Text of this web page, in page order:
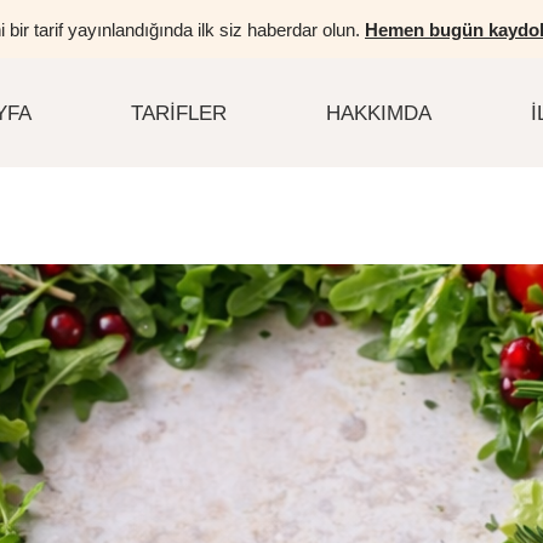
bir tarif yayınlandığında ilk siz haberdar olun. Hemen bugün
TARIFLER HAKKIMDA